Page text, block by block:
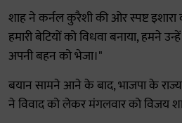
शाह ने कर्नल कुरैशी की ओर स्पष्ट
हमारी बेटियों को विधवा बनाया, हमने
अपनी बहन को भेजा।"
बयान सामने आने के बाद, भाजपा के
ने विवाद को लेकर मंगलवार को विजय